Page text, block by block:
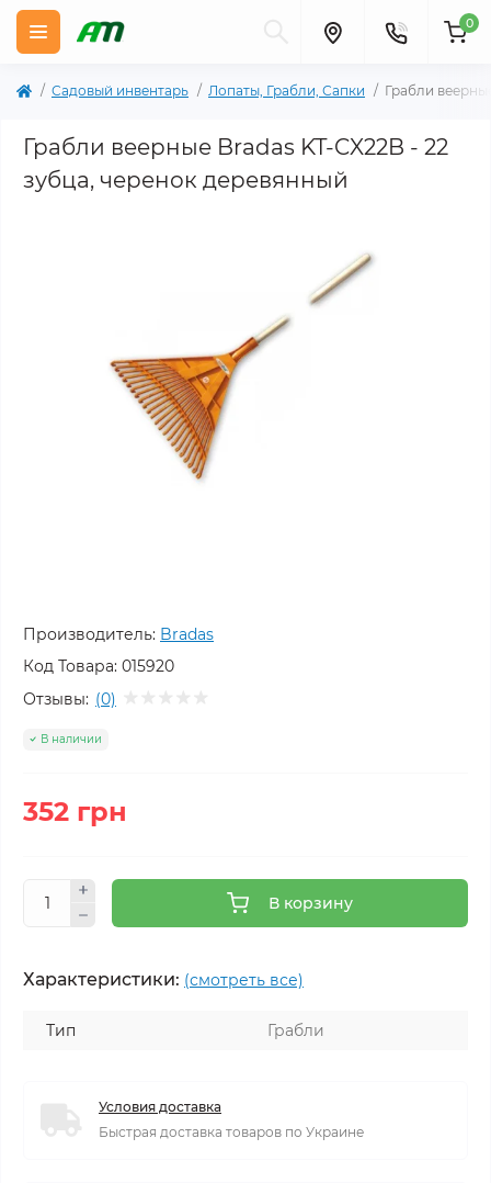
0
Садовый инвентарь Лопаты, Грабли, Сапки Грабли
Грабли веерные Bradas KT-CX22B - 22
зубца, черенок деревянный
Производитель: Bradas
Код Товара: 015920
Отзывы: (0)
В наличии
352 грн
В корзину
Характеристики: (смотреть все)
Тип Грабли
Условия доставка
Быстрая доставка товаров по Украине